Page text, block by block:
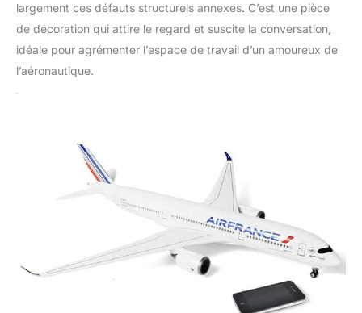
en toute sérénité > -
Nous mettons un point
d'honneur à contrôler
afin de nous assurer
que chaque client est
satisfait de nos
produits de qualité. Si
le modèle réduit
d'avion que vous
recevez est
défectueux, n'hésitez
pas à nous contacter.
Nous résoudrons le
largement ces défauts structurels annexes. C’est une pièce
de décoration qui attire le regard et suscite la conversation,
idéale pour agrémenter l’espace de travail d’un amoureux de
l’aéronautique.